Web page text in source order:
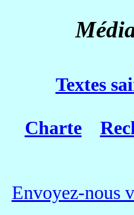
Textes
Charte
Envoyez-nous